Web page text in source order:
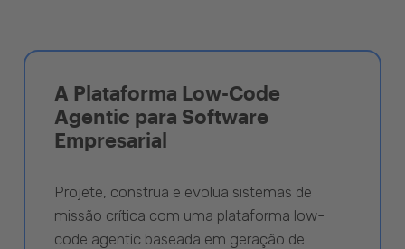
A Plataforma Low-Code
Agentic para Software
Empresarial
Projete, construa e evolua sistemas de
missão crítica com uma plataforma low-
code agentic baseada em geração de